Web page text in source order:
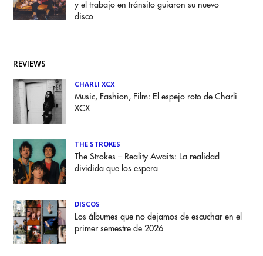
y el trabajo en tránsito guiaron su nuevo
disco
REVIEWS
CHARLI XCX
Music, Fashion, Film: El espejo roto de Charli
XCX
THE STROKES
The Strokes – Reality Awaits: La realidad
dividida que los espera
DISCOS
Los álbumes que no dejamos de escuchar en el
primer semestre de 2026